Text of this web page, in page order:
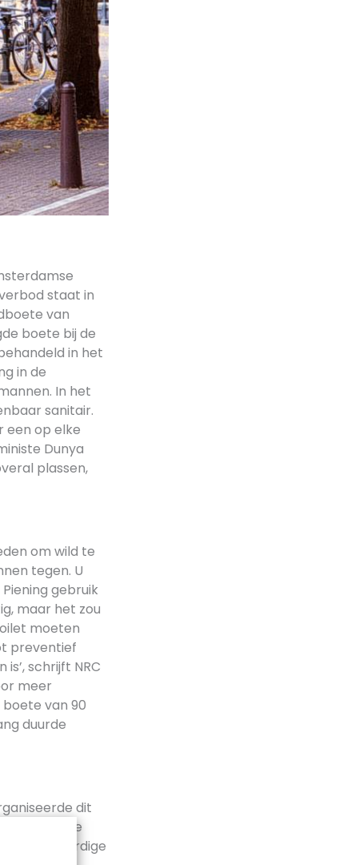
staat in
van
boete bij de
in het
in de
In het
sanitair.
een op elke
Dunya
plassen,
om wild te
tegen. U
gebruik
maar het zou
moeten
preventief
schrijft NRC
meer
van 90
duurde
dit
en waardige